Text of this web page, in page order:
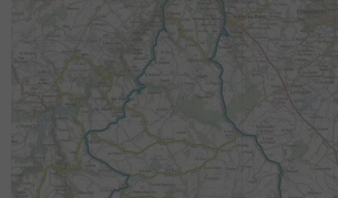
TOPOGUIDE VÉLO
DÉCOUVREZ
LE BOURBONNAIS
CONTACT